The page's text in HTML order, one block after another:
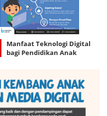
Manfaat Teknologi Digital
bagi Pendidikan Anak